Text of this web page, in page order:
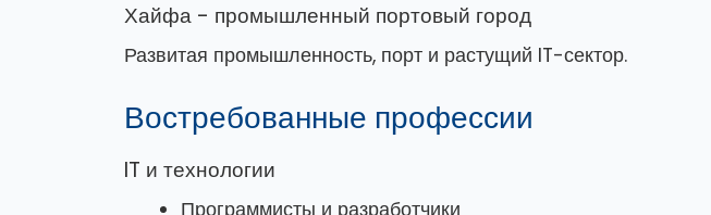
Хайфа - промышленный портовый город
Развитая промышленность, порт и растущий IT-сектор.
Востребованные профессии
IT и технологии
Программисты и разработчики